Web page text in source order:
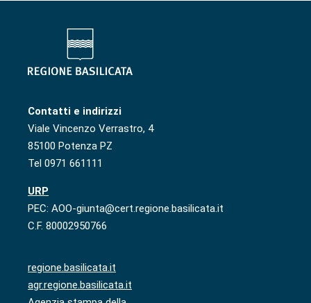
Contatti e indirizzi
Viale Vincenzo Verrastro, 4
85100 Potenza PZ
Tel 0971 661111
URP
PEC: AOO-giunta@cert.regione.basilicata.it
C.F. 80002950766
regione.basilicata.it
agr.regione.basilicata.it